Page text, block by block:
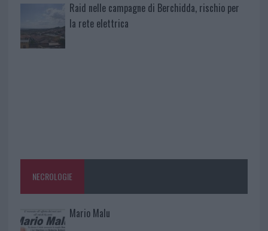
Raid nelle campagne di Berchidda, rischio per
la rete elettrica
NECROLOGIE
Mario Malu